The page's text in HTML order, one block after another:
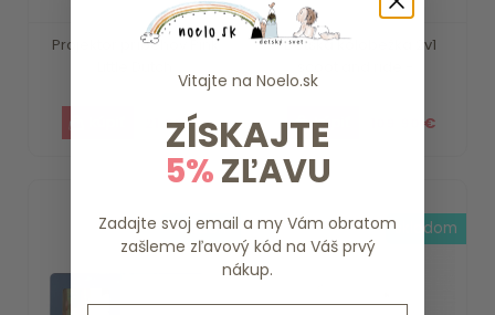
Projektor príbehov Pink
21.99 €
Detská kolobežka 2v1
109.90 €
skladom skladom
Vitajte na Noelo.sk
ZÍSKAJTE
5%ZĽAVU
Zadajte svoj email a my Vám obratom
zašleme zľavový kód na Váš prvý
nákup.